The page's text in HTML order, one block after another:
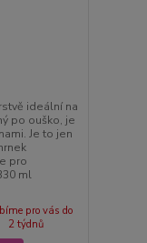
ideální na
po ouško, je
Je to jen
pro
ml
pro vás do
2 týdnů